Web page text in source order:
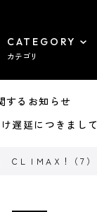
CATEGORY
カテゴリ
るお知らせ
遅延につきまして
ＬＩＭＡＸ！（７）